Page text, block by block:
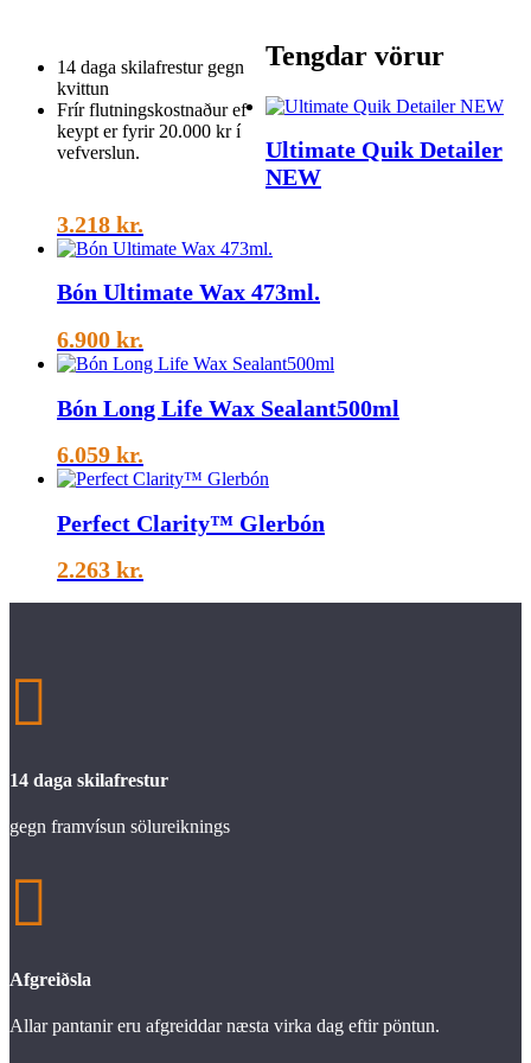
14 daga skilafrestur gegn
kvittun
Frír flutningskostnaður ef
keypt er fyrir 20.000 kr í
vefverslun.
Tengdar vörur
Ultimate Quik Detailer
NEW
3.218 kr.
Bón Ultimate Wax 473ml.
6.900 kr.
Bón Long Life Wax Sealant500ml
6.059 kr.
Perfect Clarity™ Glerbón
2.263 kr.

14 daga skilafrestur
gegn framvísun sölureiknings

Afgreiðsla
Allar pantanir eru afgreiddar næsta virka dag eftir pöntun.